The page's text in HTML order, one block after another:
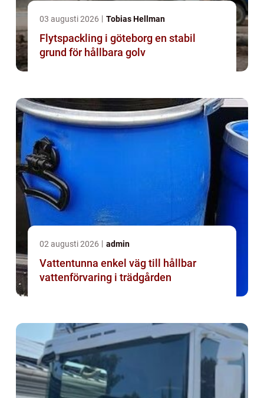
03 augusti 2026 Tobias Hellman
Flytspackling i göteborg en stabil
grund för hållbara golv
02 augusti 2026 admin
Vattentunna enkel väg till hållbar
vattenförvaring i trädgården